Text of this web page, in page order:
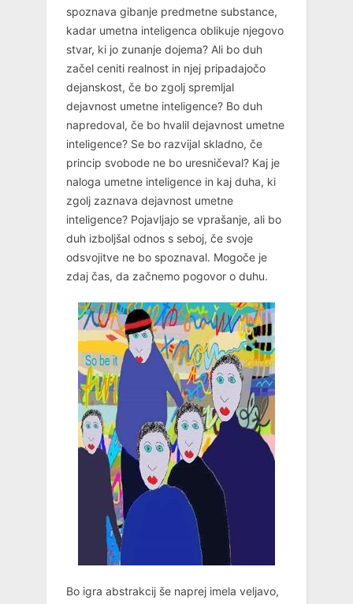
spoznava gibanje predmetne substance,
kadar umetna inteligenca oblikuje njegovo
stvar, ki jo zunanje dojema? Ali bo duh
začel ceniti realnost in njej pripadajočo
dejanskost, če bo zgolj spremljal
dejavnost umetne inteligence? Bo duh
napredoval, če bo hvalil dejavnost umetne
inteligence? Se bo razvijal skladno, če
princip svobode ne bo uresničeval? Kaj je
naloga umetne inteligence in kaj duha, ki
zgolj zaznava dejavnost umetne
inteligence? Pojavljajo se vprašanje, ali bo
duh izboljšal odnos s seboj, če svoje
odsvojitve ne bo spoznaval. Mogoče je
zdaj čas, da začnemo pogovor o duhu.
Bo igra abstrakcij še naprej imela veljavo,